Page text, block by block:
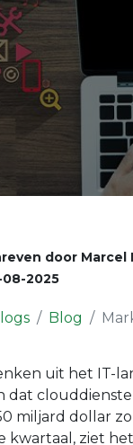
door Marcel
2025
Blog
uit het IT-
dat
miljard dollar
kwartaal, ziet